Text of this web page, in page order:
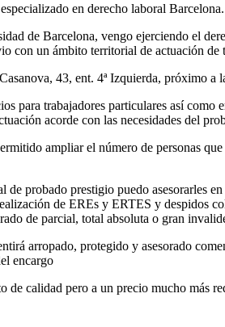
en derecho laboral Barcelona.
de Barcelona, vengo ejerciendo el
con un ámbito territorial de actuación
43, ent. 4ª Izquierda, próximo
para trabajadores particulares así
acorde con las necesidades del
ampliar el número de personas
de probado prestigio puedo asesorarles
de EREs y ERTES y despidos
de parcial, total absoluta o gran
arropado, protegido y asesorado
encargo
de calidad pero a un precio mucho más